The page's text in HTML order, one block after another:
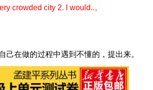
crowded city 2. I would..。
己在做的过程中遇到不懂的，提出来。